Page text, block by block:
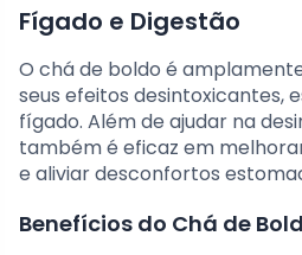
Fígado e Digestão
O chá de boldo é
seus efeitos desintoxicantes,
fígado. Além de ajudar na
também é eficaz em
e aliviar desconfortos
Benefícios do Chá de